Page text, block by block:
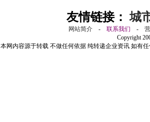
友情链接：城
网站简介 - 联系我们 -
Copyright
本网内容源于转载 不做任何依据 纯转递企业资讯 如有